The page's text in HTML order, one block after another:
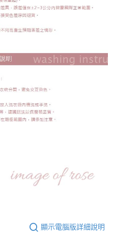
顯示電腦版詳細說明